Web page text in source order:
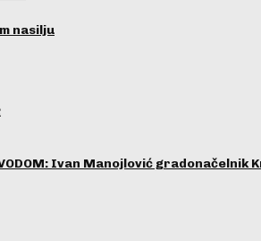
nasilju
Ivan Manojlović gradonačelnik